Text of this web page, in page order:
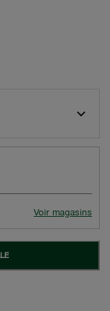
Voir magasins